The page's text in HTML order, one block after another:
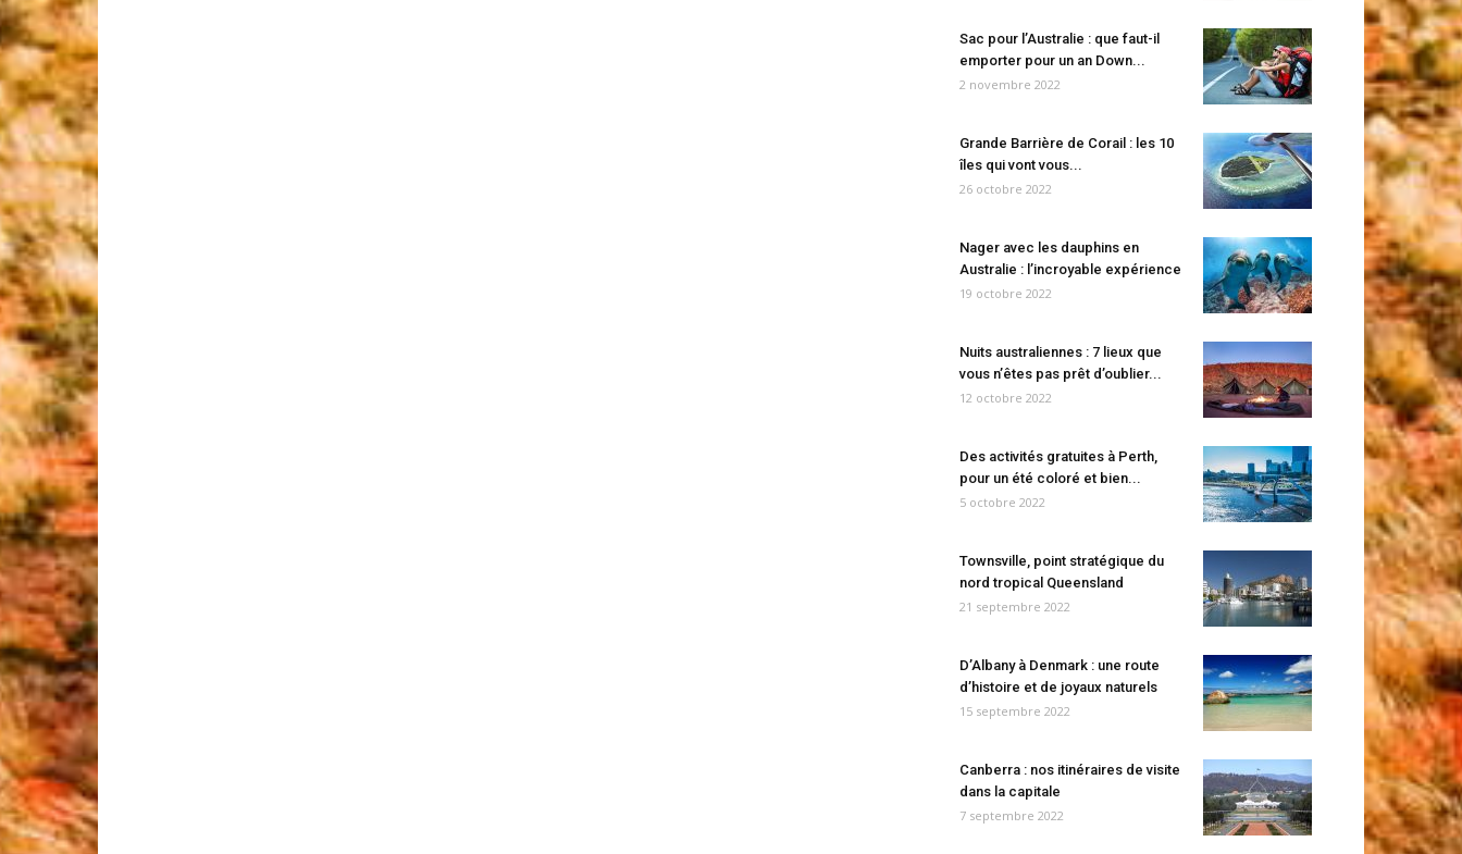
Sac pour l’Australie : que faut-il
emporter pour un an Down...
2 novembre 2022
Grande Barrière de Corail : les 10
îles qui vont vous...
26 octobre 2022
Nager avec les dauphins en
Australie : l’incroyable expérience
19 octobre 2022
Nuits australiennes : 7 lieux que
vous n’êtes pas prêt d’oublier...
12 octobre 2022
Des activités gratuites à Perth,
pour un été coloré et bien...
5 octobre 2022
Townsville, point stratégique du
nord tropical Queensland
21 septembre 2022
D’Albany à Denmark : une route
d’histoire et de joyaux naturels
15 septembre 2022
Canberra : nos itinéraires de visite
dans la capitale
7 septembre 2022